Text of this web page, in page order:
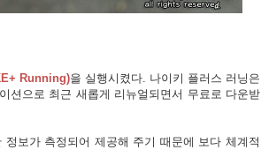
Running)을 실행시켰다. 나이키 플러스 러닝은
션으로 최근 새롭게 리뉴얼되면서 무료로 다운받
보가 측정되어 제공해 주기 때문에 보다 체계적